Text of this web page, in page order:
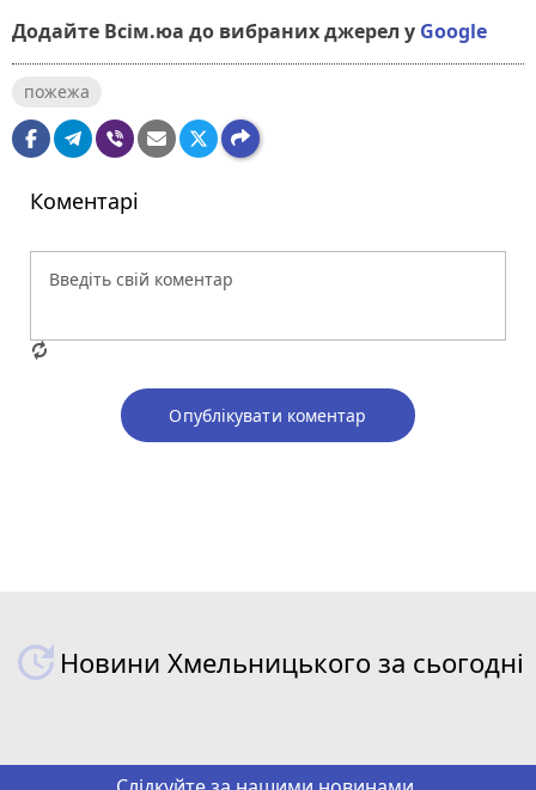
Додайте Всім.юа до вибраних джерел у Google
пожежа
Коментарі
Опублікувати коментар
Новини Хмельницького за сьогодні